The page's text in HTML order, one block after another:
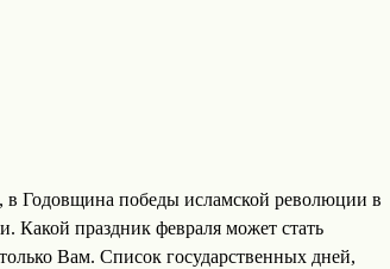
в Годовщина победы исламской революции в
Какой праздник февраля может стать
Вам. Список государственных дней,